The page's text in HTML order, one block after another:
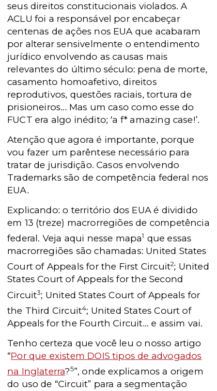
seus direitos constitucionais violados. A
ACLU foi a responsável por encabeçar
centenas de ações nos EUA que acabaram
por alterar sensivelmente o entendimento
jurídico envolvendo as causas mais
relevantes do último século: pena de morte,
casamento homoafetivo, direitos
reprodutivos, questões raciais, tortura de
prisioneiros... Mas um caso como esse do
FUCT era algo inédito; ‘a f* amazing case!’.
Atenção que agora é importante, porque
vou fazer um parêntese necessário para
tratar de jurisdição. Casos envolvendo
Trademarks são de competência federal nos
EUA.
Explicando: o território dos EUA é dividido
em 13 (treze) macrorregiões de competência
federal. Veja aqui nesse mapa1 que essas
macrorregiões são chamadas: United States
Court of Appeals for the First Circuit2; United
States Court of Appeals for the Second
Circuit3; United States Court of Appeals for
the Third Circuit4; United States Court of
Appeals for the Fourth Circuit... e assim vai.
Tenho certeza que você leu o nosso artigo
“Por que existem DOIS tipos de advogados
na Inglaterra?5”, onde explicamos a origem
do uso de “Circuit” para a segmentação